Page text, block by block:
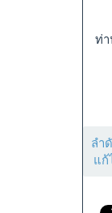
ท่า
ลำ
แก้